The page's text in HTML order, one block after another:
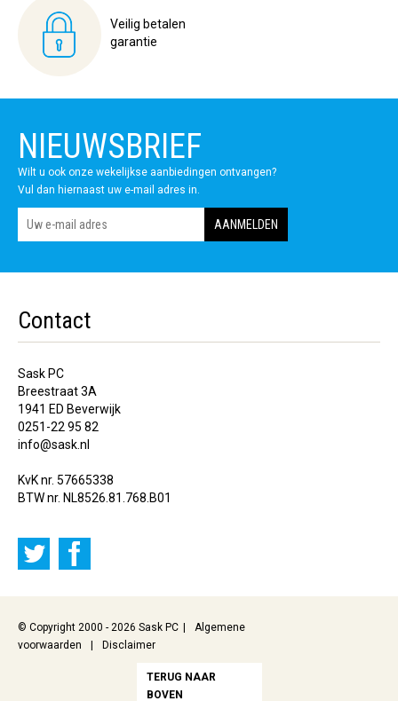
Veilig betalen
garantie
NIEUWSBRIEF
Wilt u ook onze wekelijkse aanbiedingen ontvangen?
Vul dan hiernaast uw e-mail adres in.
Contact
Sask PC
Breestraat 3A
1941 ED Beverwijk
0251-22 95 82
info@sask.nl
KvK nr. 57665338
BTW nr. NL8526.81.768.B01
© Copyright 2000 - 2026 Sask PC
Algemene
voorwaarden
Disclaimer
TERUG NAAR
BOVEN